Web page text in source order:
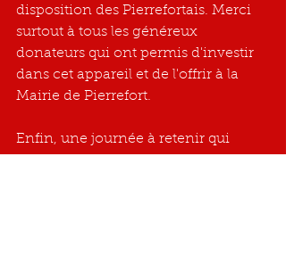
disposition des Pierrefortais. Merci
surtout à tous les généreux
donateurs qui ont permis d'investir
dans cet appareil et de l'offrir à la
Mairie de Pierrefort.
Enfin, une journée à retenir qui